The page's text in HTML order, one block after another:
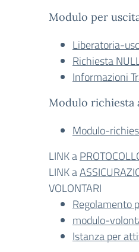
Modulo per
Liberatoria-
Richiesta
Informazioni
Modulo richiesta
Modulo-
LINK a
LINK a
VOLONTARI
Regolamento
modulo-
Istanza per